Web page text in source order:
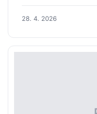
28. 4. 2026